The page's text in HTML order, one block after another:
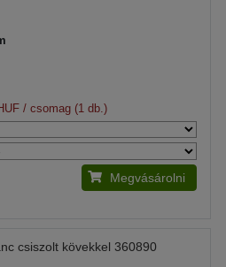
/ csomag (1 db.)
Megvásárolni
csiszolt kövekkel 360890